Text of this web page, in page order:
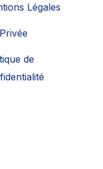
Légales
de